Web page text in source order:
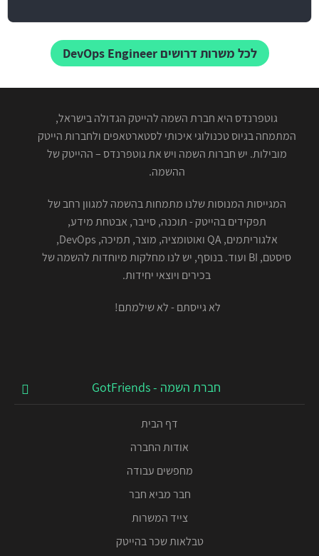
לכל משרות דרושים DevOps Engineer
גוטפרנדס היא חברת השמה להייטק הגדולה בישראל,
המתמחה בגיוס טכנולוגי איכותי לסטארטאפים ולחברות הייטק
מובילות. יש חברות השמה ויש את גוטפרנדס – ההייטק של
ההשמה.
המגייסות המנוסות שלנו מתמחות בהשמה למגוון רחב של
תפקידים בהייטק - תוכנה, סייבר, אבטחת מידע,
אלגוריתמים, QA ואוטומציה, מוצר, תמיכה, DevOps,
סיסטם, BI ועוד. בנוסף, יש לנו מחלקות מיוחדות להשמה של
בכירים ויוצאי יחידות.
לא גייסתם - לא שילמתם!
חברת השמה - GotFriends
דף הבית
אודות החברה
מחפשים עבודה
חבר מביא חבר
צייד המשרות
טבלאות שכר בהייטק